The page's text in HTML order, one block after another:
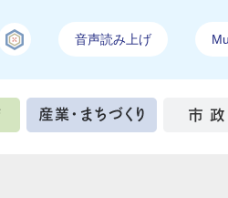
音声読み上げ
子育て・教育 産業・